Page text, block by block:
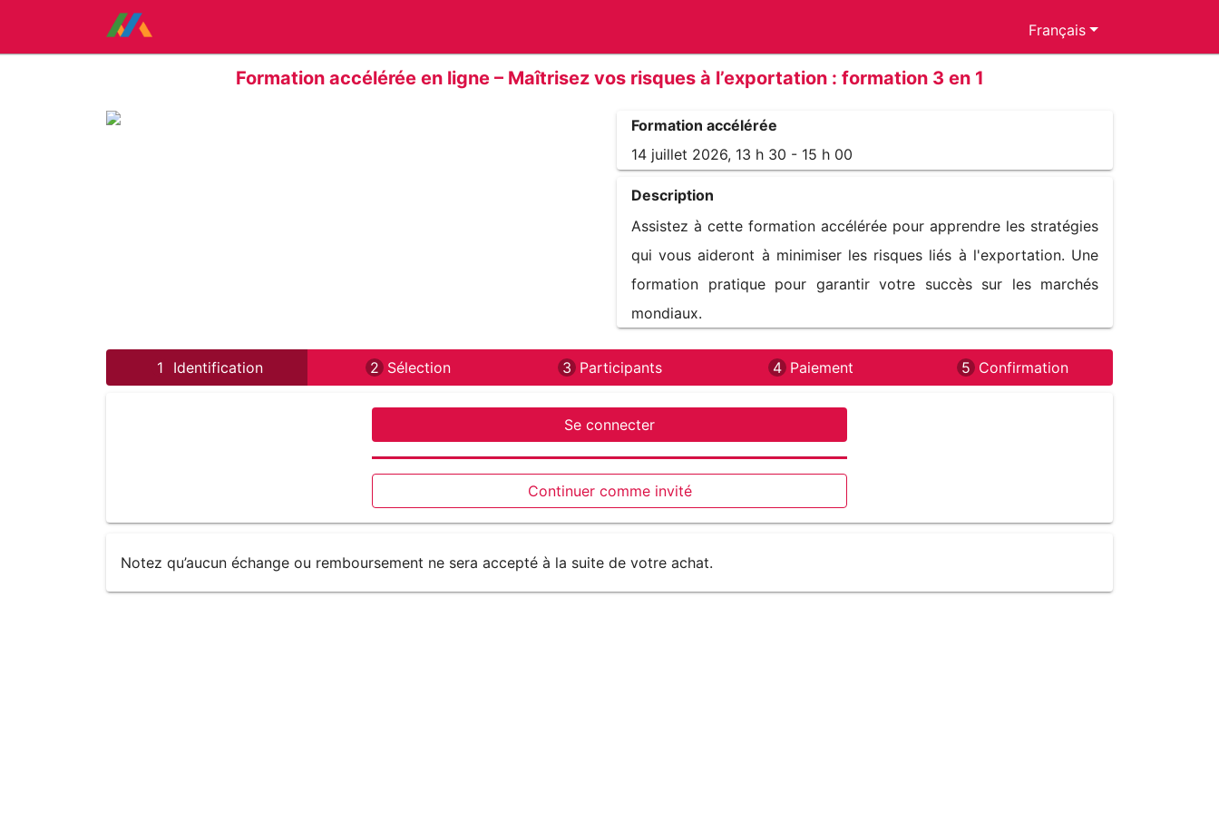
Français
Formation accélérée en ligne – Maîtrisez vos risques à l’exportation : formation 3 en 1
Formation accélérée
14 juillet 2026, 13 h 30 - 15 h 00
Description
Assistez à cette formation accélérée pour apprendre les stratégies
qui vous aideront à minimiser les risques liés à l'exportation. Une
formation pratique pour garantir votre succès sur les marchés
mondiaux.
1 Identification 2 Sélection 3 Participants 4 Paiement 5 Confirmation
Se connecter
Continuer comme invité
Notez qu’aucun échange ou remboursement ne sera accepté à la suite de votre achat.